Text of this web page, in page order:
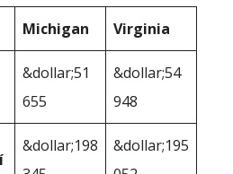
Michigan Virginia
&dollar;51
655
&dollar;54
948
&dollar;198
&dollar;195